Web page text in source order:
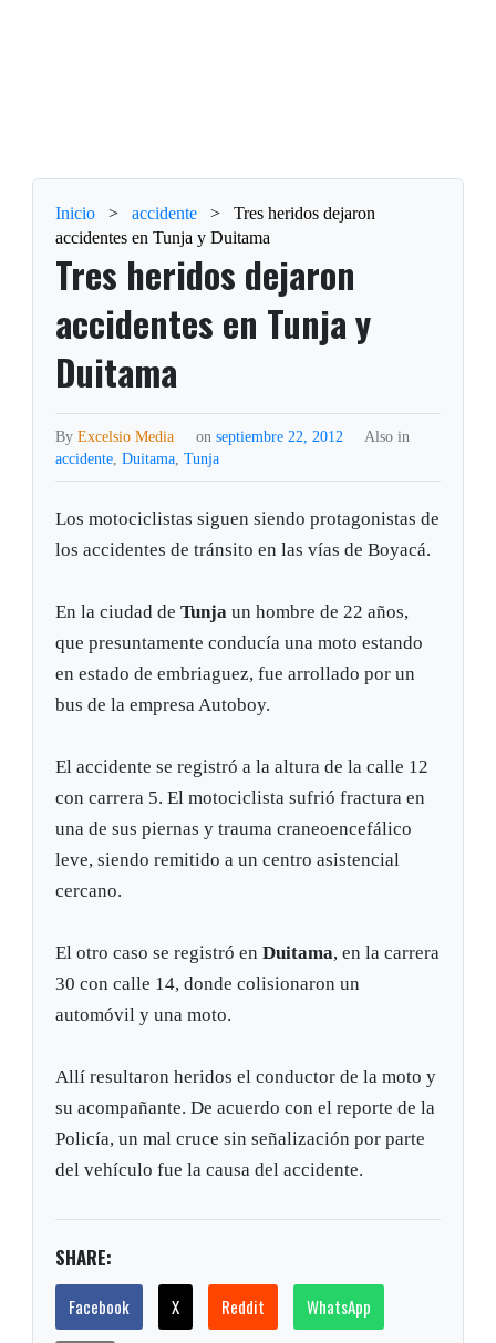
Inicio > accidente >
Tres heridos dejaron
accidentes en Tunja y Duitama
Tres heridos dejaron
accidentes en Tunja y
Duitama
ByExcelsio Media on septiembre 22, 2012
Also in
accidente,Duitama,Tunja
Los motociclistas siguen siendo protagonistas de
los accidentes de tránsito en las vías de Boyacá.
En la ciudad deTunjaun hombre de 22 años,
que presuntamente conducía una moto estando
en estado de embriaguez, fue arrollado por un
bus de la empresa Autoboy.
El accidente se registró a la altura de la calle 12
con carrera 5. El motociclista sufrió fractura en
una de sus piernas y trauma craneoencefálico
leve, siendo remitido a un centro asistencial
cercano.
El otro caso se registró en Duitama, en la carrera
30 con calle 14, donde colisionaron un
automóvil y una moto.
Allí resultaron heridos el conductor de la moto y
su acompañante. De acuerdo con el reporte de la
Policía, un mal cruce sin señalización por parte
del vehículo fue la causa del accidente.
SHARE:
Facebook X Reddit WhatsApp